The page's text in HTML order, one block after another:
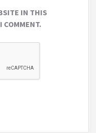
IN THIS
COMMENT.